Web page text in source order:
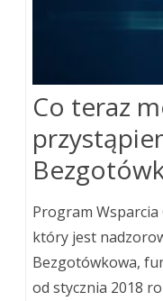
Co teraz
Program
który jest
Bezgotówkowa,
od stycznia 2018